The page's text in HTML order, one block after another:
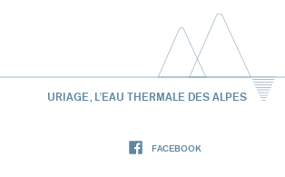
URIAGE, L'EAU THERMALE DES ALPES
FACEBOOK